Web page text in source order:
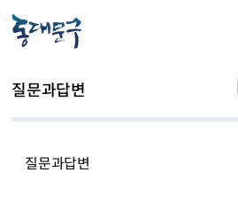
질문과답변
질문과답변